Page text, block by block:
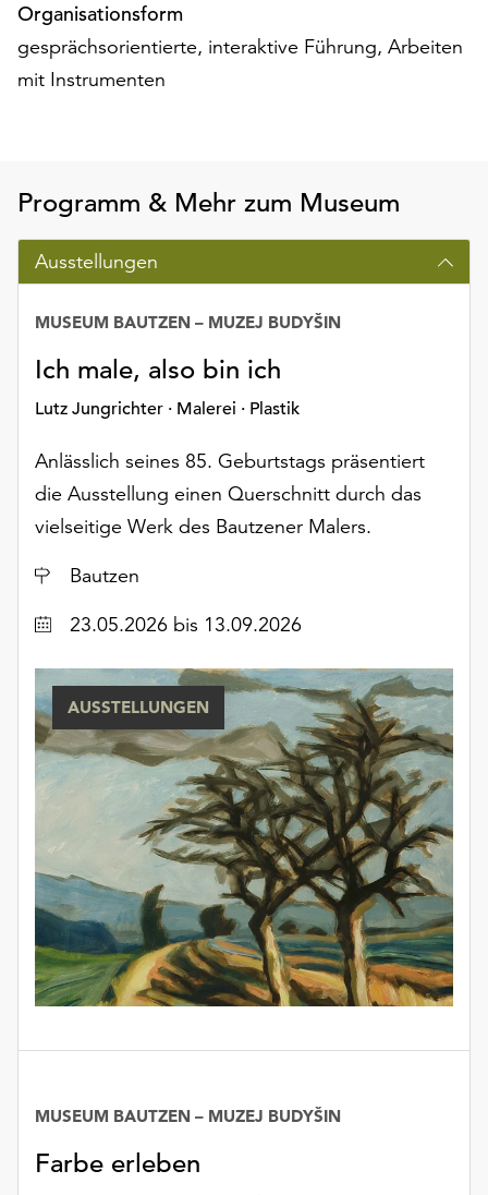
Organisationsform
gesprächsorientierte, interaktive Führung, Arbeiten
mit Instrumenten
Programm & Mehr zum Museum
Ausstellungen
Ich male, also bin ich
Lutz Jungrichter · Malerei · Plastik
MUSEUM BAUTZEN – MUZEJ BUDYŠIN
Anlässlich seines 85. Geburtstags präsentiert
die Ausstellung einen Querschnitt durch das
vielseitige Werk des Bautzener Malers.
Ort
Bautzen
Datum23.05.2026 bis 13.09.2026
AUSSTELLUNGEN
Farbe erleben
MUSEUM BAUTZEN – MUZEJ BUDYŠIN